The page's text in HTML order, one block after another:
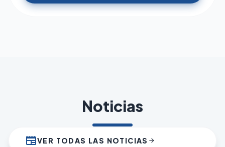
Noticias
newspaperVER TODAS LAS NOTICIAS arrow_forward